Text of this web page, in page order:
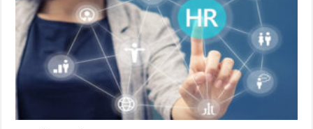
للموارد
البشرية
مغلقة